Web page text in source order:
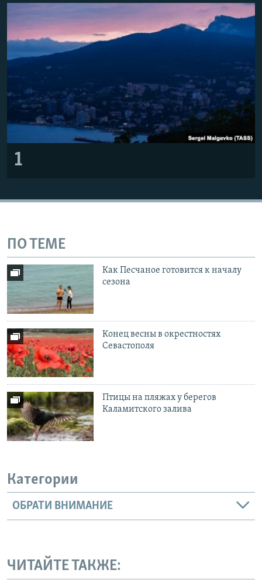
КРЫМ.НЕПОКОРЕННЫЙ
ELIFBE
Все сайты RFE/RL
1
ПО ТЕМЕ
Как Песчаное готовится к началу
сезона
Конец весны в окрестностях
Севастополя
Птицы на пляжах у берегов
Каламитского залива
Категории
ОБРАТИ ВНИМАНИЕ
ЧИТАЙТЕ ТАКЖЕ: